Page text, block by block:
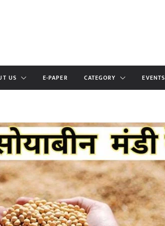
US E-PAPER CATEGORY EVENTS